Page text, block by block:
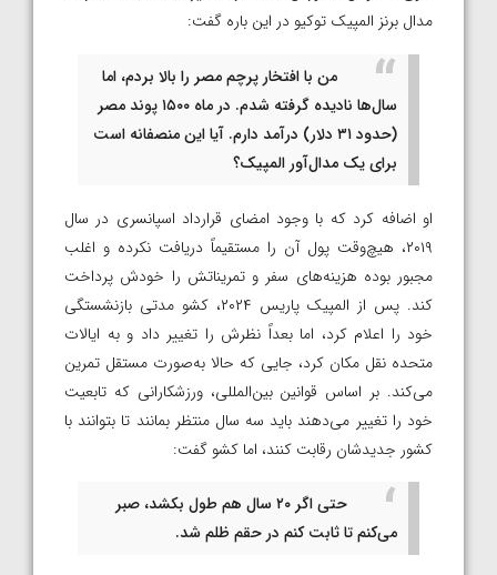
مدال برنز المپیک توکیو در این باره گفت:
من با افتخار پرچم مصر را بالا بردم، اما
سال‌ها نادیده گرفته شدم. در ماه ۱۵۰۰ پوند مصر
(حدود ۳۱ دلار) درآمد دارم. آیا این منصفانه است
برای یک مدال‌آور المپیک؟
او اضافه کرد که با وجود امضای قرارداد اسپانسری در سال
۲۰۱۹، هیچ‌وقت پول آن را مستقیماً دریافت نکرده و اغلب
مجبور بوده هزینه‌های سفر و تمریناتش را خودش پرداخت
کند. پس از المپیک پاریس ۲۰۲۴، کشو مدتی بازنشستگی
خود را اعلام کرد، اما بعداً نظرش را تغییر داد و به ایالات
متحده نقل مکان کرد، جایی که حالا به‌صورت مستقل تمرین
می‌کند. بر اساس قوانین بین‌المللی، ورزشکارانی که تابعیت
خود را تغییر می‌دهند باید سه سال منتظر بمانند تا بتوانند با
کشور جدیدشان رقابت کنند، اما کشو گفت:
حتی اگر ۲۰ سال هم طول بکشد، صبر
می‌کنم تا ثابت کنم در حقم ظلم شد.⁩